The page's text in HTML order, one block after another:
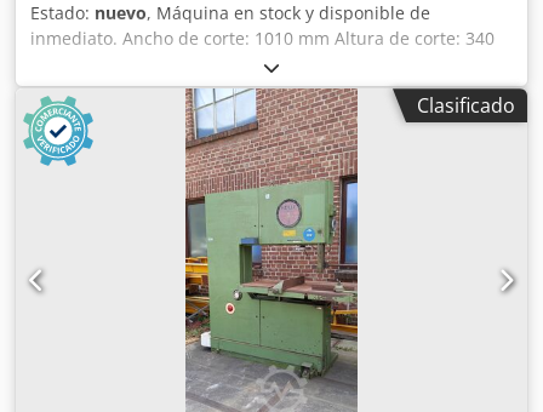
Estado: nuevo, Máquina en stock y disponible de
inmediato. Ancho de corte: 1010 mm Altura de corte: 340
mm Altura de trabajo: 1000 mm Tamaño de la mesa: 600 x
500 mm Velocidad de corte ajustable de forma continua:
1.ª velocidad: 20-85 m/min 2.ª velocidad: 120-500 m/min
Longitud de la cinta de sierra: 4540 mm Ancho de la cinta
de sierra: 3-16 mm Mesa inclinable y basculante en 4
direcciones: 15° Potencia del motor: 1,5 kW Peso, aprox.:
800 kg Equipamiento: - Cinta de sierra Dwedpjilk Rdofx Ah
Tsa - Velocidad de corte ajustable de forma continua -
Dispositivo de soldadura de cintas - Cinta de sierra en
guías de precisión ajustables - Mesa de trabajo inclinable
en todas las direcciones (no disponible en máquinas con
avance de mesa debido a su diseño) - Cizalla para cintas -
Unidad de lijado - Cepillo para virutas - Tornillo de anclaje
para mover la máquina - Lámpara de máquina - Indicador
Clasificado